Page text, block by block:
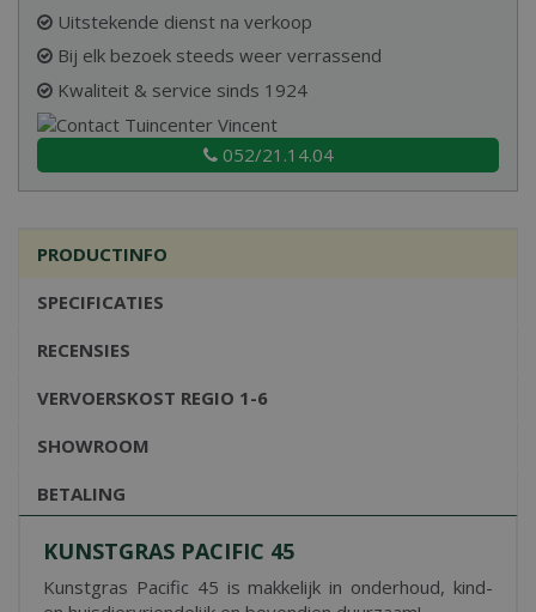
Uitstekende dienst na verkoop
Bij elk bezoek steeds weer verrassend
Kwaliteit & service sinds 1924
052/21.14.04
PRODUCTINFO
SPECIFICATIES
RECENSIES
VERVOERSKOST REGIO 1-6
SHOWROOM
BETALING
KUNSTGRAS PACIFIC 45
Kunstgras Pacific 45 is makkelijk in onderhoud, kind-